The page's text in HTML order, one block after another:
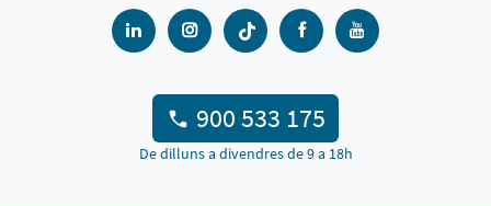
900 533 175
De dilluns a divendres de 9 a 18h